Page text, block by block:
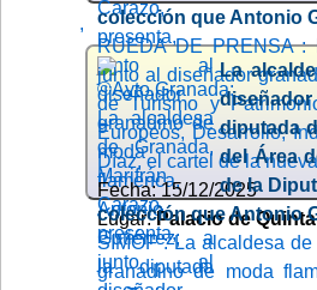
colección que Antonio
RUEDA DE PRENSA :
junto al diseñador
de Turismo y
Europeos, Desarrollo,
Díaz, el cartel de la
Fecha: 15/12/2025
Lugar:Palacio de
,
La
diseñador
diputada
del Área
de la
colección que Antonio
SIMOF : La alcaldesa
granadino de moda